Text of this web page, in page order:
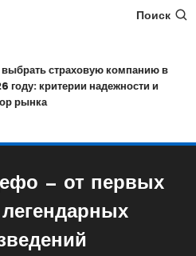
Поиск
страховую компанию в
году: критерии надежности и
рынка
— от первых